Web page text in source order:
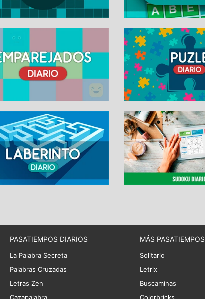
PASATIEMPOS DIARIOS
La Palabra Secreta
Palabras Cruzadas
Letras Zen
MÁS PASATIEMPOS
Solitario
Letrix
Buscaminas